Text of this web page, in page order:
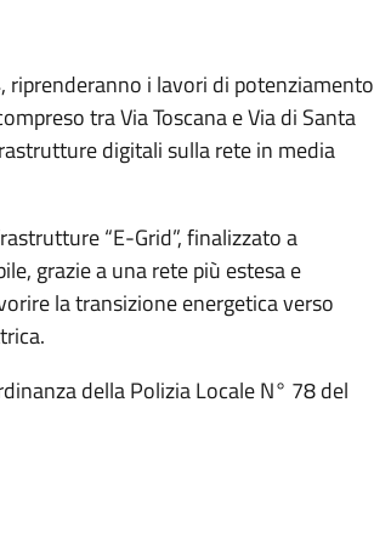
i lavori di potenziamento
tra Via Toscana e Via di Santa
digitali sulla rete in media
“E-Grid”, finalizzato a
grazie a una rete più estesa e
la transizione energetica verso
della Polizia Locale N° 78 del